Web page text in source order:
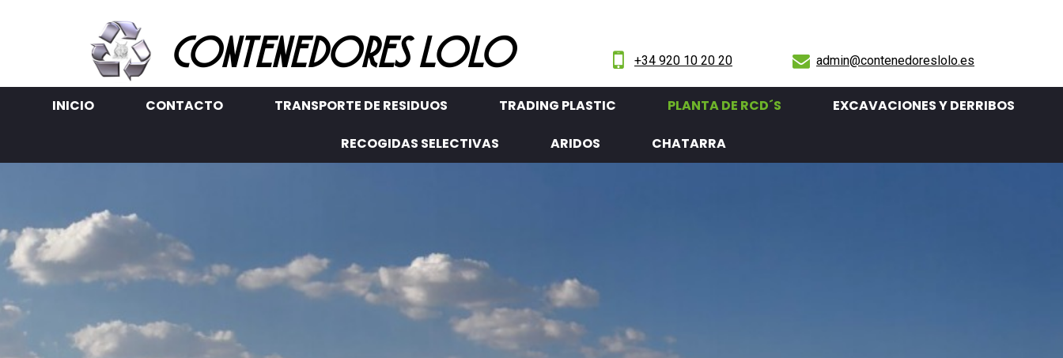
CONTENEDORES LOLO  +34 920 10 20 20  admin@contenedoreslolo.es
INICIO CONTACTO TRANSPORTE DE RESIDUOS TRADING PLASTIC PLANTA DE RCD´S EXCAVACIONES Y DERRIBOS
RECOGIDAS SELECTIVAS ARIDOS CHATARRA